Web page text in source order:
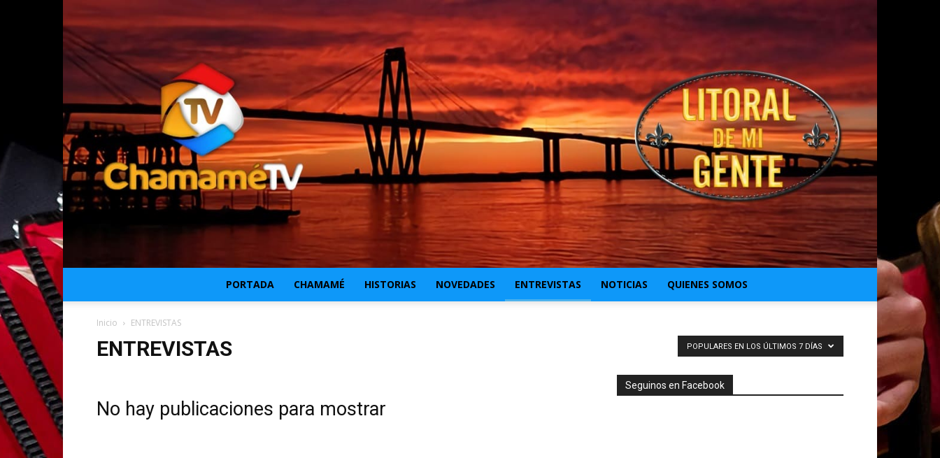
PORTADA CHAMAMÉ HISTORIAS NOVEDADES ENTREVISTAS NOTICIAS QUIENES SOMOS
Inicio ENTREVISTAS
ENTREVISTAS POPULARES EN LOS ÚLTIMOS 7 DÍAS
No hay publicaciones para mostrar
Seguinos en Facebook